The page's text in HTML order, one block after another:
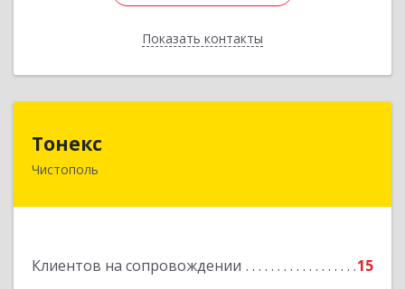
Показать контакты
Назад
Тонекс
Чистополь
Клиентов на сопровождении 15
422980, Татарстан Респ, Чистопольский р-н,